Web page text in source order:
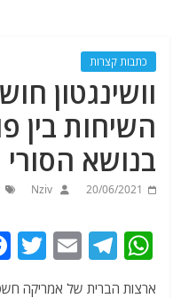
כתבות קצרות
וושינגטון
השיחות בין
בנושא הסורי
20/06/2021
Nziv
W
T
el
E
T
ארצות הברית של אמריקה